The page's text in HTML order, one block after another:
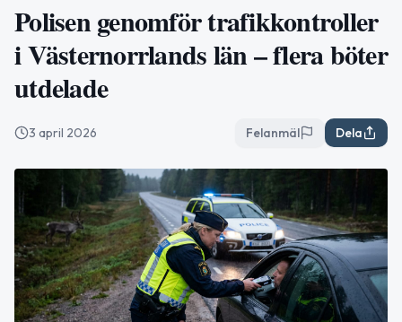
Polisen genomför trafikkontroller
i Västernorrlands län – flera böter
utdelade
3 april 2026 Felanmäl Dela